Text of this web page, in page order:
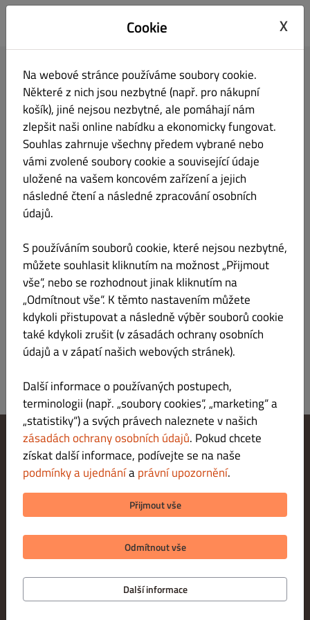
Viktorka - Plzeňská tankovna
Přihlásit se
E-mailová adresa
Heslo
přihlašovací údaje
Zapomenuté heslo?
Přihlášení
Zaregistrovat se
Změnit nastavení souborů cookie
Kontaktuj nás
Zásady ochrany osobních údajů
Podmínky a ujednání
Právní upozornění
METODY PLATBY PŘI VYZVEDNUTÍ
Cookie X
Na webové stránce používáme soubory cookie.
Některé z nich jsou nezbytné (např. pro nákupní
košík), jiné nejsou nezbytné, ale pomáhají nám
zlepšit naši online nabídku a ekonomicky fungovat.
Souhlas zahrnuje všechny předem vybrané nebo
vámi zvolené soubory cookie a související údaje
uložené na vašem koncovém zařízení a jejich
následné čtení a následné zpracování osobních
údajů.
S používáním souborů cookie, které nejsou nezbytné,
můžete souhlasit kliknutím na možnost „Přijmout
vše“, nebo se rozhodnout jinak kliknutím na
„Odmítnout vše“. K těmto nastavením můžete
kdykoli přistupovat a následně výběr souborů cookie
také kdykoli zrušit (v zásadách ochrany osobních
údajů a v zápatí našich webových stránek).
Další informace o používaných postupech,
terminologii (např. „soubory cookies“, „marketing“ a
„statistiky“) a svých právech naleznete v našich
zásadách ochrany osobních údajů. Pokud chcete
získat další informace, podívejte se na naše
podmínky a ujednáníaprávní upozornění.
Přijmout vše
Odmítnout vše
Další informace